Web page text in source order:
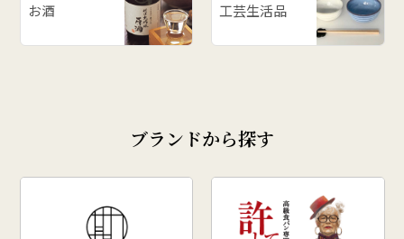
お酒 工芸生活品
ブランドから探す